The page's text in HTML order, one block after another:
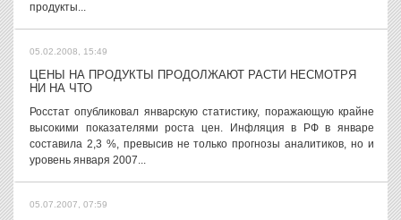
продукты...
05.02.2008, 15:49
ЦЕНЫ НА ПРОДУКТЫ ПРОДОЛЖАЮТ РАСТИ НЕСМОТРЯ
НИ НА ЧТО
Росстат опубликовал январскую статистику, поражающую крайне
высокими показателями роста цен. Инфляция в РФ в январе
составила 2,3 %, превысив не только прогнозы аналитиков, но и
уровень января 2007...
05.07.2007, 07:59